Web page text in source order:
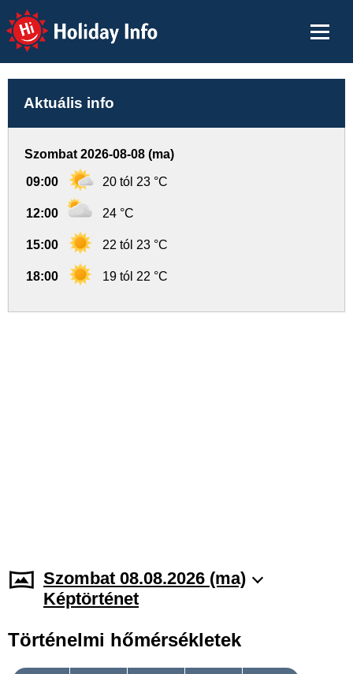
Holiday Info
Aktuális info
Szombat 2026-08-08 (ma)
09:00 20 tól 23 °C
12:00 24 °C
15:00 22 tól 23 °C
18:00 19 tól 22 °C
Szombat 08.08.2026 (ma)
Képtörténet
Történelmi hőmérsékletek